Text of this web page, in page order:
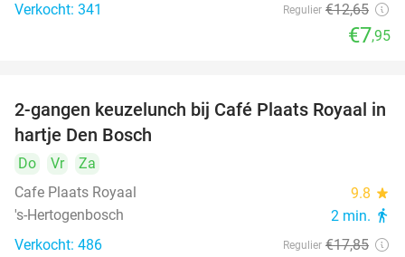
Verkocht: 341 Regulier €12,65
€7,95
36%
2-gangen keuzelunch bij Café Plaats Royaal in
hartje Den Bosch
Do Vr
Za
Cafe Plaats Royaal
9.8 star
's-Hertogenbosch 2 min. directions_walk
Verkocht: 486 Regulier €17,85